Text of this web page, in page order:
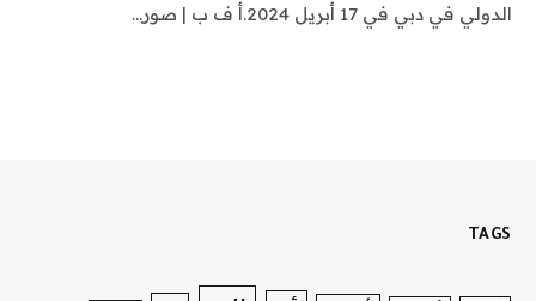
الدولي في دبي في 17 أبريل 2024.أ ف ب | صور…
TAGS